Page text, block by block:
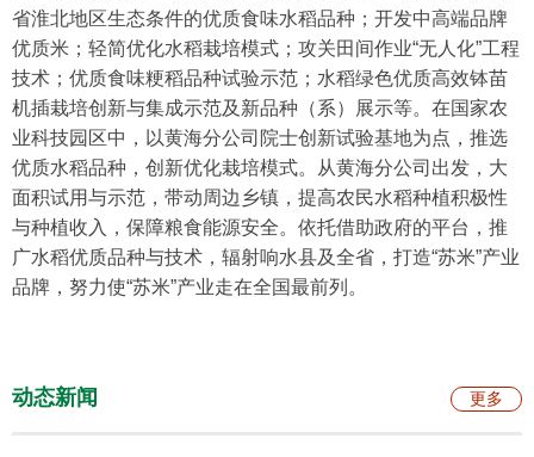
省淮北地区生态条件的优质食味水稻品种；开发中高端品牌
优质米；轻简优化水稻栽培模式；攻关田间作业“无人化”工程
技术；优质食味粳稻品种试验示范；水稻绿色优质高效钵苗
机插栽培创新与集成示范及新品种（系）展示等。在国家农
业科技园区中，以黄海分公司院士创新试验基地为点，推选
优质水稻品种，创新优化栽培模式。从黄海分公司出发，大
面积试用与示范，带动周边乡镇，提高农民水稻种植积极性
与种植收入，保障粮食能源安全。依托借助政府的平台，推
广水稻优质品种与技术，辐射响水县及全省，打造“苏米”产业
品牌，努力使“苏米”产业走在全国最前列。
动态新闻 更多